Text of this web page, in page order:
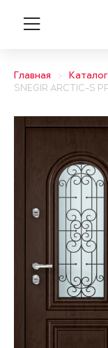
Главная
Каталог
SNEGIR ARCTIC-S